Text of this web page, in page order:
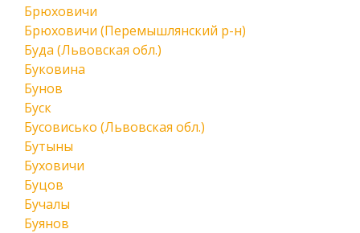
Брюховичи
Брюховичи (Перемышлянский р-н)
Буда (Львовская обл.)
Буковина
Бунов
Буск
Бусовисько (Львовская обл.)
Бутыны
Буховичи
Буцов
Бучалы
Буянов